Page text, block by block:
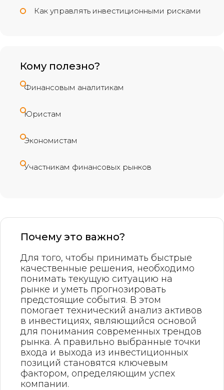
Как управлять инвестиционными рисками
Кому полезно?
Финансовым аналитикам
Юристам
Экономистам
Участникам финансовых рынков
Почему это важно?
Для того, чтобы принимать быстрые
качественные решения, необходимо
понимать текущую ситуацию на
рынке и уметь прогнозировать
предстоящие события. В этом
помогает технический анализ активов
в инвестициях, являющийся основой
для понимания современных трендов
рынка. А правильно выбранные точки
входа и выхода из инвестиционных
позиций становятся ключевым
фактором, определяющим успех
компании.